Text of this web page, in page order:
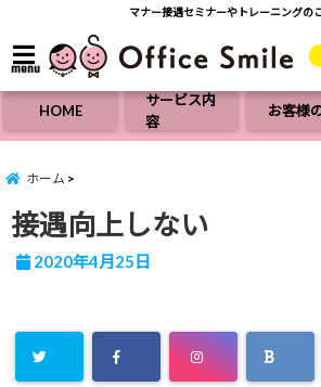
マナー接遇セミナーやトレーニングの
menu
HOME
サービス内
容
お客様
ホーム
接遇向上しない
2020年4月25日